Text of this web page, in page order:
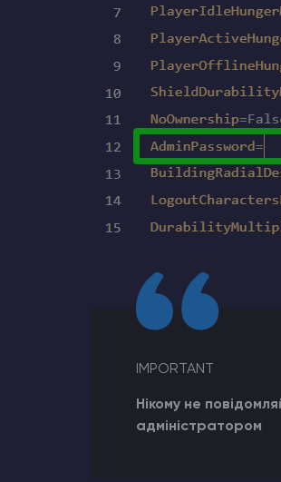
IMPORTANT
Нікому не
адміністратором